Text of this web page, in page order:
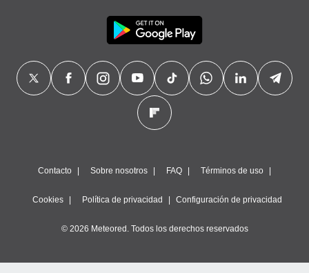
Contacto Sobre nosotros FAQ Términos de uso
Cookies Política de privacidad Configuración de privacidad
© 2026 Meteored. Todos los derechos reservados